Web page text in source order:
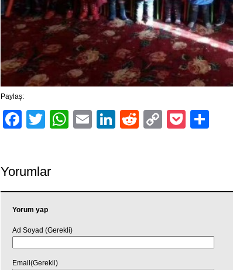
Paylaş:
Facebook
TwitterWhatsApp
EmailLinkedIn
RedditCopyPocket
Yorumlar
Yorum yap
Ad Soyad (Gerekli)
Email(Gerekli)